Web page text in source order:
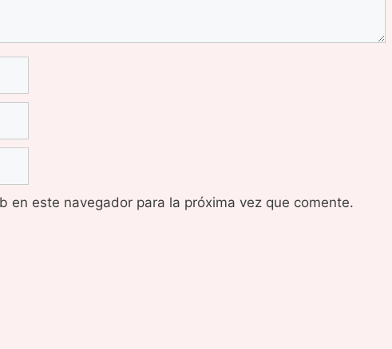
en este navegador para la próxima vez que comente.